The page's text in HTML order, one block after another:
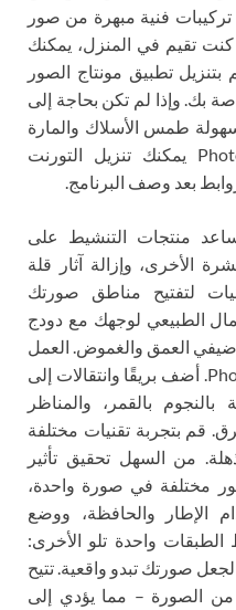
الضرورية. 3. إنشاء تركيبات فنية مبهرة من صور
كنت تقيم في المنزل، يمكنك
تطبيق مونتاج الصور
بك. وإذا لم تكن بحاجة إلى
طمس الأسلاك والمارة
العشوائيين يدويًا. PhotoMONTAGE يمكنك تنزيل التورنت
بعد وصف البرنامج.
منتجات التنشيط على
الأخرى، وإزالة آثار قلة
لتفتيح مناطق صورتك
الطبيعي لوجهك مع دودج
العمق والغموض. العمل
مع المستويات أسهل من Photoshop. أضف بريقًا وانتقالات إلى
بالقمر، والمناظر
قم بتجربة تقنيات مختلفة
من السهل تحقيق تأثير
مختلفة في صورة واحدة،
الإطار والحافظة، ووضع
الطبقات واحدة تلو الأخرى:
صورتك تبدو واقعية. تتيح
من الصورة – مما يؤدي إلى